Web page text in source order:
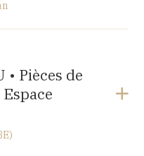
66000
• Pièces de